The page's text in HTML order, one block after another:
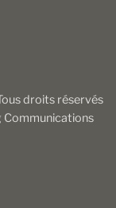
droits réservés
Communications